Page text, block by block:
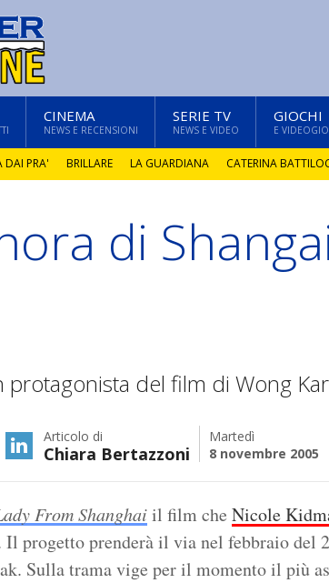
CINEMA
NEWS E RECENSIONI
SERIE TV
NEWS E VIDEO
GIOCHI
E
DAI PRA' BRILLARE LA GUARDIANA CATERINA
di
protagonista del film di Wong
Articolo di
Chiara Bertazzoni
Martedì
8 novembre 2005
From Shanghaiil film che Nicole
Il progetto prenderà il via nel febbraio del
Sulla trama vige per il momento il più